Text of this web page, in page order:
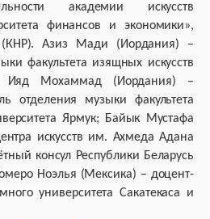
академии искусств
финансов и экономики»,
Азиз Мади (Иордания) –
факультета изящных искусств
Ияд Мохаммад (Иордания) –
отделения музыки факультета
Ярмук; Байык Мустафа
искусств им. Ахмеда Адана
консул Республики Беларусь
Ноэлья (Мексика) – доцент-
университета Сакатекаса и